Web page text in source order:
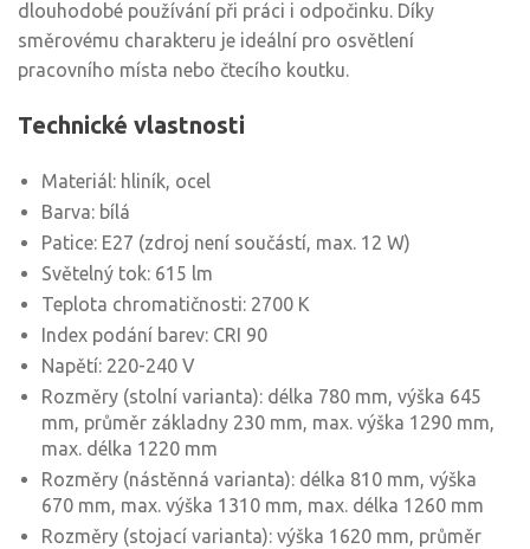
dlouhodobé používání při práci i odpočinku. Díky
směrovému charakteru je ideální pro osvětlení
pracovního místa nebo čtecího koutku.
Technické vlastnosti
Materiál: hliník, ocel
Barva: bílá
Patice: E27 (zdroj není součástí, max. 12 W)
Světelný tok: 615 lm
Teplota chromatičnosti: 2700 K
Index podání barev: CRI 90
Napětí: 220-240 V
Rozměry (stolní varianta): délka 780 mm, výška 645
mm, průměr základny 230 mm, max. výška 1290 mm,
max. délka 1220 mm
Rozměry (nástěnná varianta): délka 810 mm, výška
670 mm, max. výška 1310 mm, max. délka 1260 mm
Rozměry (stojací varianta): výška 1620 mm, průměr